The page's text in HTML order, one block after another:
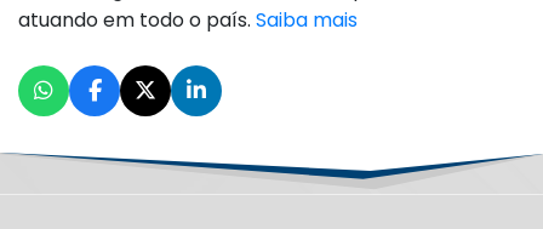
atuando em todo o país. Saiba mais